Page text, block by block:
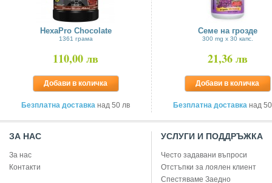
HexaPro Chocolate
1361 грама
110,00 лв
Добави в количка
Безплатна доставка над 50 лв
Семе на грозде
300 mg х 30 капс.
21,36 лв
Добави в количка
Безплатна доставка над
ЗА НАС
За нас
Контакти
УСЛУГИ И ПОДДРЪЖКА
Често задавани въпроси
Отстъпки за лоялен клиент
Спестяваме Заедно